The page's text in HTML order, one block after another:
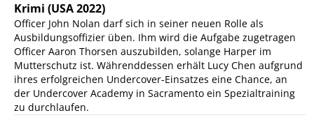
Krimi (USA 2022)
Officer John Nolan darf sich in seiner neuen Rolle als
Ausbildungsoffizier üben. Ihm wird die Aufgabe zugetragen
Officer Aaron Thorsen auszubilden, solange Harper im
Mutterschutz ist. Währenddessen erhält Lucy Chen aufgrund
ihres erfolgreichen Undercover-Einsatzes eine Chance, an
der Undercover Academy in Sacramento ein Spezialtraining
zu durchlaufen.